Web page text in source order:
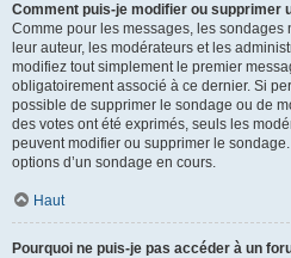
Comment puis-je modifier ou supprimer
Comme pour les messages, les
leur auteur, les modérateurs et les
modifiez tout simplement le premier
obligatoirement associé à ce dernier. Si
possible de supprimer le sondage ou de
des votes ont été exprimés, seuls les
peuvent modifier ou supprimer le
options d’un sondage en cours.
Haut
Pourquoi ne puis-je pas accéder à un